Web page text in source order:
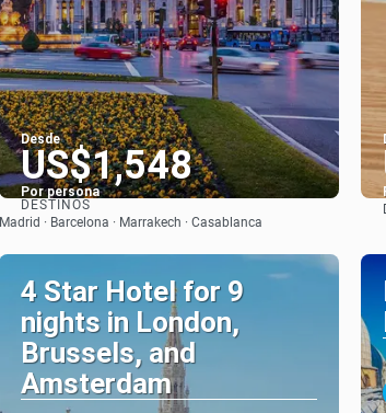
Desde
US$1,548
Por persona
Ver
DESTINOS
Madrid · Barcelona · Marrakech · Casablanca
4 Star Hotel for 9
nights in London,
Brussels, and
Amsterdam